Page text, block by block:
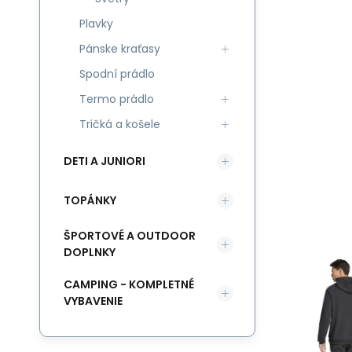
Plavky
Pánske kraťasy
Spodní prádlo
Termo prádlo
Tričká a košele
DETI A JUNIORI
TOPÁNKY
ŠPORTOVÉ A OUTDOOR
DOPLNKY
CAMPING - KOMPLETNÉ
VYBAVENIE